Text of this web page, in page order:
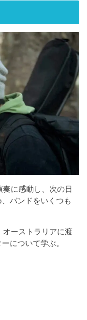
に感動し、次の日
バンドをいくつも
オーストラリアに渡
について学ぶ。